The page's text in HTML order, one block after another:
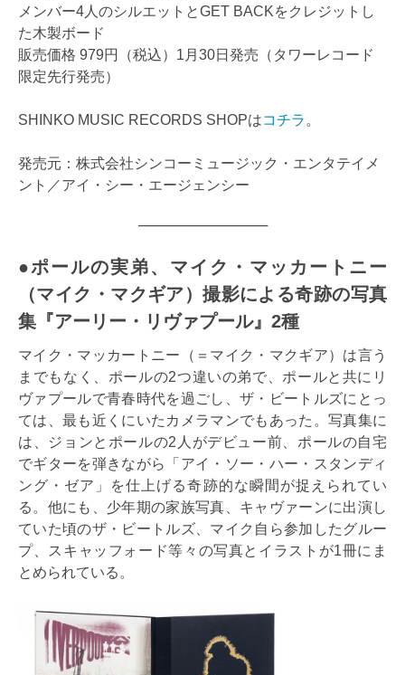
メンバー4人のシルエットとGET BACKをクレジットし
た木製ボード
販売価格 979円（税込）1月30日発売（タワーレコード
限定先行発売）
SHINKO MUSIC RECORDS SHOPはコチラ 。
発売元：株式会社シンコーミュージック・エンタテイメ
ント／アイ・シー・エージェンシー
─────────────
●ポールの実弟、マイク・マッカートニー
（マイク・マクギア）撮影による奇跡の写真
集『アーリー・リヴァプール』2種
マイク・マッカートニー（＝マイク・マクギア）は言う
までもなく、ポールの2つ違いの弟で、ポールと共にリ
ヴァプールで青春時代を過ごし、ザ・ビートルズにとっ
ては、最も近くにいたカメラマンでもあった。写真集に
は、ジョンとポールの2人がデビュー前、ポールの自宅
でギターを弾きながら「アイ・ソー・ハー・スタンディ
ング・ゼア」を仕上げる奇跡的な瞬間が捉えられてい
る。他にも、少年期の家族写真、キャヴァーンに出演し
ていた頃のザ・ビートルズ、マイク自ら参加したグルー
プ、スキャッフォード等々の写真とイラストが1冊にま
とめられている。